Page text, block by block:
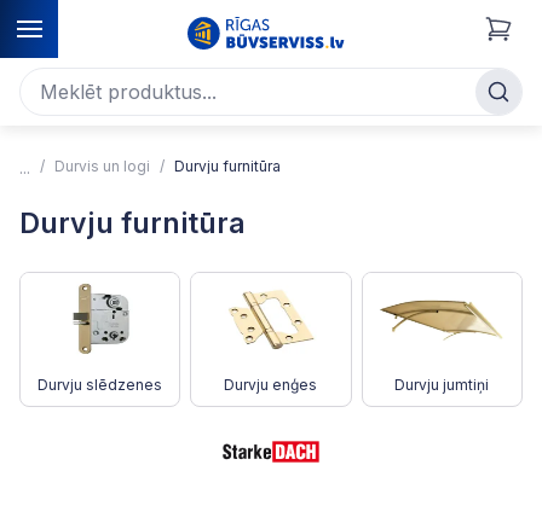
Durvis un logi Durvju furnitūra
Durvju furnitūra
Durvju slēdzenes Durvju enģes Durvju jumtiņi